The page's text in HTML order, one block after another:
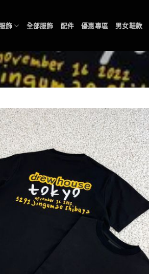
飾 全部服飾 配件 優惠專區 男女鞋款